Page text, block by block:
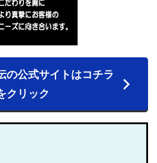
の公式サイトはコチラ
クリック